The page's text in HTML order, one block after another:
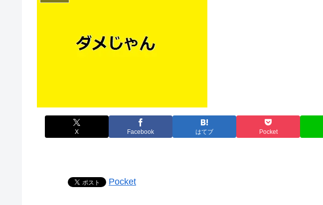
X Facebook はてブ Pocket
Pocket